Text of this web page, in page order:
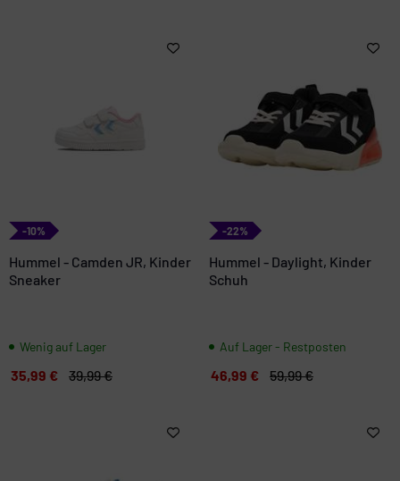
-10%
Hummel - Camden JR, Kinder
Sneaker
Wenig auf Lager
35,99 € 39,99 €
-22%
Hummel - Daylight, Kinder
Schuh
Auf Lager - Restposten
46,99 € 59,99 €